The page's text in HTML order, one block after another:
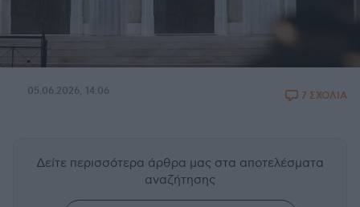
05.06.2026, 14:06 7 ΣΧΟΛΙΑ
Δείτε περισσότερα άρθρα μας στα αποτελέσματα
αναζήτησης